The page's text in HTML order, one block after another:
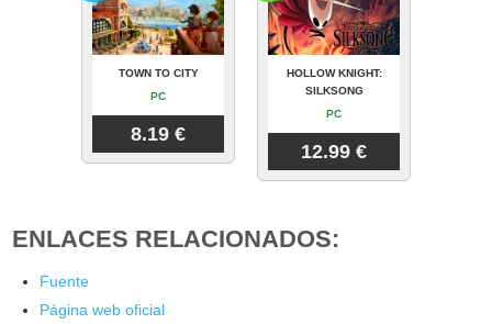
TOWN TO CITY
PC
8.19 €
HOLLOW KNIGHT:
SILKSONG
PC
12.99 €
ENLACES RELACIONADOS:
Fuente
Página web oficial